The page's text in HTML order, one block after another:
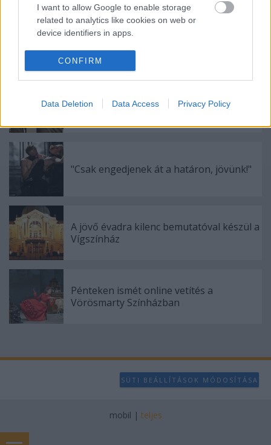
I want to allow Google to enable storage
related to analytics like cookies on web or
device identifiers in apps.
I want to allow Google to enable storage
related to functionality of the website or app.
related to personalization.
I want to allow Google to enable storage
related to security, including authentication
functionality and fraud prevention, and other
user protection.
CONFIRM
Data Deletion Data Access Privacy Policy
Kamaradarabok, kortárs drámák,
koncertszínház a Teátrumban
Különleges találkozások Zsámbékon
"Csak engedjenek át a határon, jövünk!"
A jövő évadra kilenc bemutatóval készül a
Vígszínház
Pénteken ismét online vetítés a
Vörösmarty Színházban
SÜTI BEÁLLÍTÁSOK MÓDOSÍTÁSA
mobil | teljes